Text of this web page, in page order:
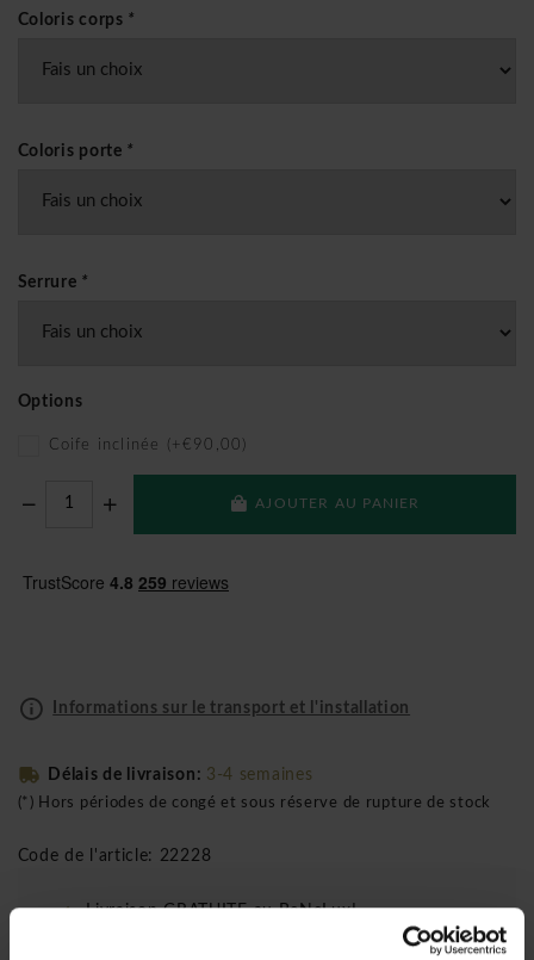
Coloris corps *
Coloris porte *
Serrure *
Options
Coife inclinée (+€90,00)
AJOUTER AU PANIER
Informations sur le transport et l'installation
Délais de livraison: 3-4 semaines
(*) Hors périodes de congé et sous réserve de rupture de stock
Code de l'article: 22228
Livraison GRATUITE au BeNeLux!